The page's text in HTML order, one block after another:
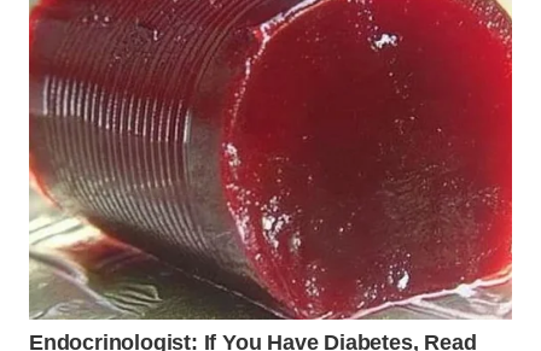
KALSEL
WN
KALTIM
WN
SULSEL
WN
GORONTALO